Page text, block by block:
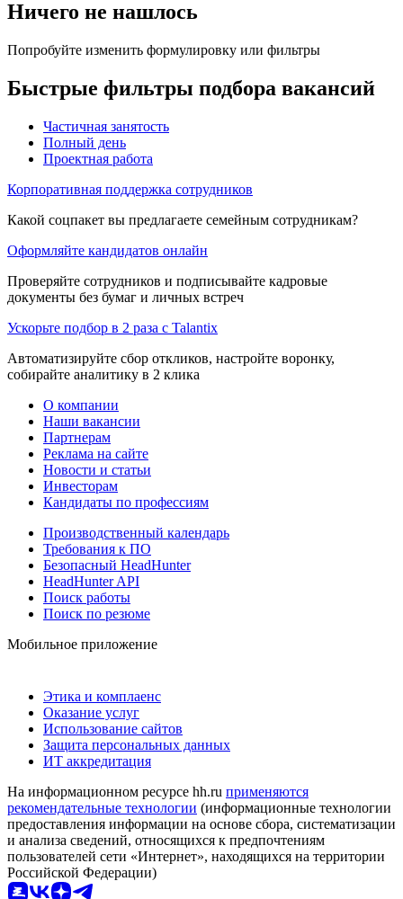
Ничего не нашлось
Попробуйте изменить формулировку или фильтры
Быстрые фильтры подбора вакансий
Частичная занятость
Полный день
Проектная работа
Корпоративная поддержка сотрудников
Какой соцпакет вы предлагаете семейным сотрудникам?
Оформляйте кандидатов онлайн
Проверяйте сотрудников и подписывайте кадровые
документы без бумаг и личных встреч
Ускорьте подбор в 2 раза с Talantix
Автоматизируйте сбор откликов, настройте воронку,
собирайте аналитику в 2 клика
О компании
Наши вакансии
Партнерам
Реклама на сайте
Новости и статьи
Инвесторам
Кандидаты по профессиям
Производственный календарь
Требования к ПО
Безопасный HeadHunter
HeadHunter API
Поиск работы
Поиск по резюме
Мобильное приложение
Этика и комплаенс
Оказание услуг
Использование сайтов
Защита персональных данных
ИТ аккредитация
На информационном ресурсе hh.ru применяются
рекомендательные технологии (информационные технологии
предоставления информации на основе сбора, систематизации
и анализа сведений, относящихся к предпочтениям
пользователей сети «Интернет», находящихся на территории
Российской Федерации)